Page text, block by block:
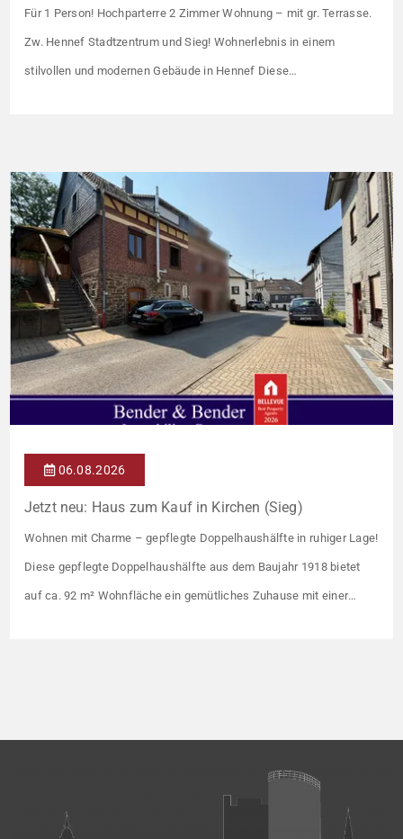
Für 1 Person! Hochparterre 2 Zimmer Wohnung – mit gr. Terrasse.
Zw. Hennef Stadtzentrum und Sieg! Wohnerlebnis in einem
stilvollen und modernen Gebäude in Hennef Diese
Bodentiefe, dreifach verglaste Fensterfronten Fußbodenheizung
Modern gefliestes Badezimmer mit großem Handtuchheizkörper
Beheizung über eine […]
06.08.2026
Jetzt neu: Haus zum Kauf in Kirchen (Sieg)
Wohnen mit Charme – gepflegte Doppelhaushälfte in ruhiger Lage!
Diese gepflegte Doppelhaushälfte aus dem Baujahr 1918 bietet
auf ca. 92 m² Wohnfläche ein gemütliches Zuhause mit einer